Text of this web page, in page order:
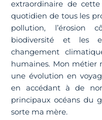
extraordinaire de
quotidien de tous les
pollution, l’érosion
biodiversité et les
changement
humaines. Mon métier
une évolution en
en accédant à de
principaux océans du
sorte ma mère.